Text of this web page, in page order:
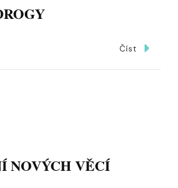
Číst
NOVÝCH VĚCÍ